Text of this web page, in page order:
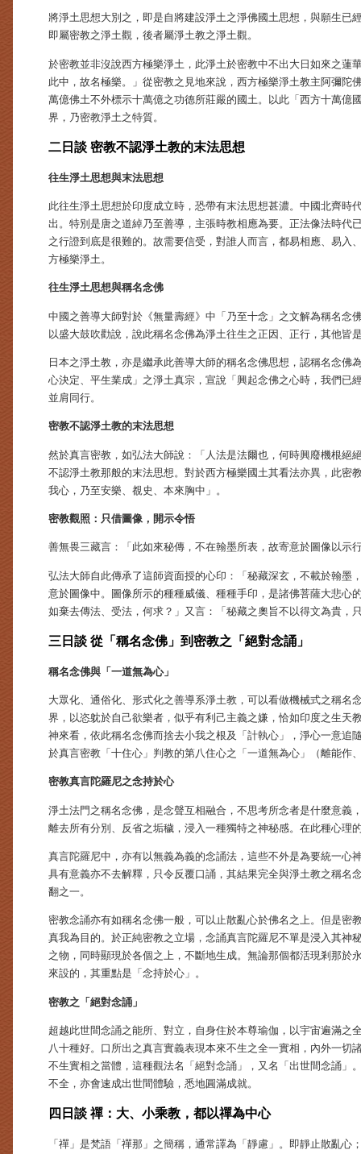
將淨土思想大別之，即是自將建設淨土之淨佛國土思想，與願生已
即屬密教之淨土觀，後者屬淨土教之淨土觀。
於密教並非沒說西方極樂淨土，此淨土於密教中不出大日如來之蓮
此中，故名極樂。」從密教之見地來說，西方極樂淨土教主阿彌陀
萬億佛土不外標示十萬億之功德所莊嚴的國土。以此「西方十萬億
界，乃密教淨土之特質。
二日談 密教不認淨土教的末法思想
往生淨土思想與末法思想
此往生淨土思想於印度成立時，恐帶有末法思想甚濃。中國北齊時
出。特別是唐之道綽乃至善導，主張時教相應為要。正法像法時代
之行證到底是很難的。故需要信受，對誰人而言，都易相應、易入
方極樂淨土。
往生淨土思想與稱名念佛
中國之善導大師對於《無量壽經》中「乃至十念」之文解為稱名念
以盛大鼓吹勸說，說此稱名念佛為淨土往生之正因、正行，其他皆
日本之淨土教，亦是繼承此善導大師的稱名念佛思想，認稱名念佛
心決定、平生業成」之淨土真宗，宣說「興起念佛之心時，我們已
並肩同行。
密教不認淨土教的末法思想
然於真言密教，如弘法大師說：「人法是法爾也，何時興廢機根絕
不認淨土教那般的末法思想。對於西方極樂國土其看法亦異，此密
我心，乃至安樂、覩史、本來胸中」。
密教觀照：只借圖像，開示令悟
善無畏三藏言：「此如來秘傳，不在翰墨所表，故寄意於圖像以示
弘法大師自此傳承了這師資面授的心印：「秘藏深玄，不載於翰墨
意於圖像中。圖像所示的種種威儀、種種手印，是諸佛菩薩大悲心
如棄去傳法、受法，何求？」又言：「秘藏之奧旨不以得文為貴，
三日談 從「稱名念佛」到密教之「絕對念誦」
稱名念佛與「一道無為心」
大眾化、通俗化、形式化之善導系淨土教，可以看做機械式之稱名
界，以恣躭於自己欲樂者，似乎有利己主義之嫌，恰如印度之生天
神來看，依此稱名念佛而捨去小我之根及「計執心」，淨心一意追
於真言密教「十住心」判教的第八住心之「一道無為心」（離能作
密教真言陀羅尼之念持於心
淨土法門之稱名念佛，是念聲互相融合，不思考所念者是什麼意義
離去所有分別、反省之垢穢，浸入一種獨特之神秘感。在此種心理
真言陀羅尼中，亦有以無義為義的念誦法，這些不外是為要統一心
具有意義亦不去解釋，只令反覆口誦，其結果完全與淨土教之稱名
翻之一。
密教念誦亦有如稱名念佛一般，可以止散亂心於佛名之上。但是密
真我為目的。於正純密教之立場，念誦真言陀羅尼不單是浸入其神
之物，同時顯現於各個之上，不斷地生成。無論那個都活現剎那於
來設的，其重點是「念持於心」。
密教之「絕對念誦」
超越此世間念誦之能所、對立，自身住於本尊瑜伽，以宇宙遍滿之
八十種好。口所出之真言實義表現本來不生之全一實相，內外一切
不生實相之當體，這種觀法名「絕對念誦」，又名「出世間念誦」
不全，亦會速成出世間體驗，悉地圓滿成就。
四日談 禪：大、小乘教，都以禪為中心
「禪」是梵語「禪那」之簡稱，通常譯為「靜慮」。即靜止散亂